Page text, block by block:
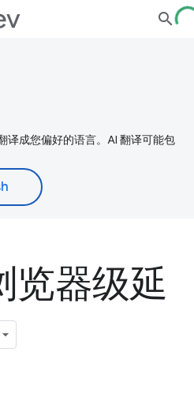
译成您偏好的语言。AI 翻译可能包
览器级延